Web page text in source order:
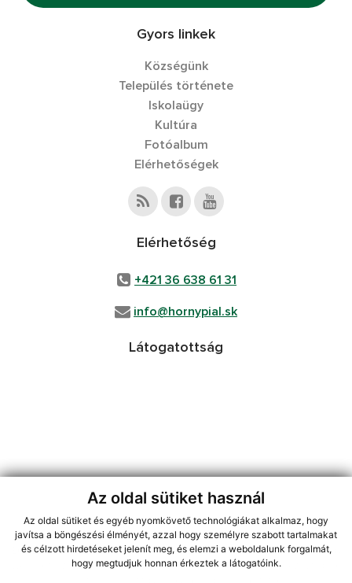
Az oldal sütiket használ
Az oldal sütiket és egyéb nyomkövető technológiákat alkalmaz, hogy
javítsa a böngészési élményét, azzal hogy személyre szabott tartalmakat
és célzott hirdetéseket jelenít meg, és elemzi a weboldalunk forgalmát,
hogy megtudjuk honnan érkeztek a látogatóink.
Gyors linkek
Községünk
Település története
Iskolaügy
Kultúra
Fotóalbum
Elérhetőségek
Elérhetőség
+421 36 638 61 31
info@hornypial.sk
Látogatottság
jusson a legfrissebb információkhoz az RSS csatornánkon keresztűl,
ECHELON 2 tartalomkezelő rendszer,Honlap térkép,Internetes portál
webex.digital, s.r.o.,doménnevek ,doménnév regisztráció